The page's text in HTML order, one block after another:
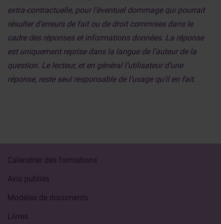
extra-contractuelle, pour l’éventuel dommage qui pourrait
résulter d’erreurs de fait ou de droit commises dans le
cadre des réponses et informations données. La réponse
est uniquement reprise dans la langue de l’auteur de la
question. Le lecteur, et en général l’utilisateur d’une
réponse, reste seul responsable de l’usage qu’il en fait.
Calendrier des formations
Avis publiés
Modèles de documents
Livres